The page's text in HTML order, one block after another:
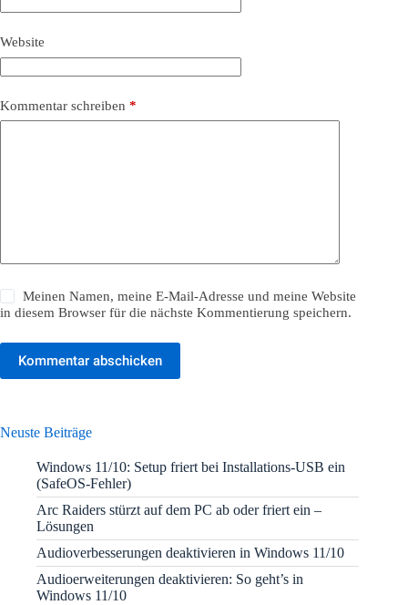
Website
Kommentar schreiben *
Meinen Namen, meine E-Mail-Adresse und meine Website
in diesem Browser für die nächste Kommentierung speichern.
Kommentar abschicken
Neuste Beiträge
Windows 11/10: Setup friert bei Installations-USB ein
(SafeOS-Fehler)
Arc Raiders stürzt auf dem PC ab oder friert ein –
Lösungen
Audioverbesserungen deaktivieren in Windows 11/10
Audioerweiterungen deaktivieren: So geht’s in
Windows 11/10